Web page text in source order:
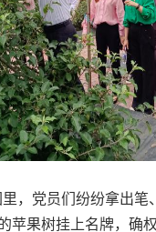
，党员们纷纷拿出笔
苹果树挂上名牌，确